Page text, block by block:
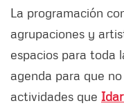
La programación
agrupaciones y
espacios para toda
agenda para que
actividades que